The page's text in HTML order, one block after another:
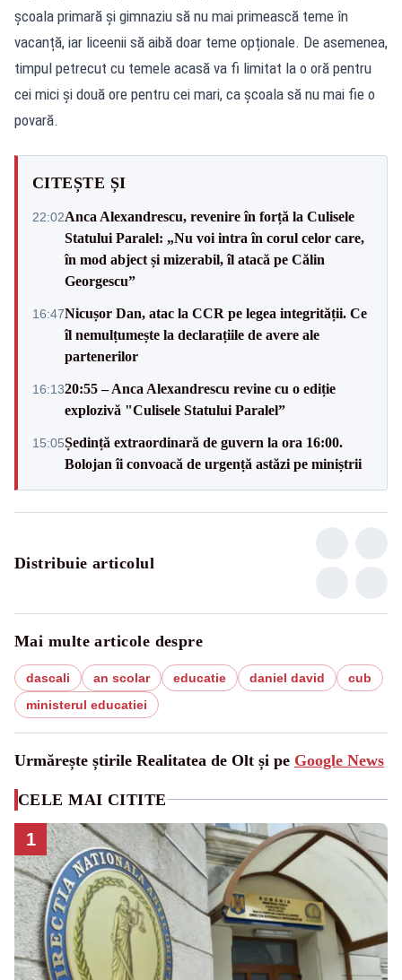
școala primară și gimnaziu să nu mai primească teme în
vacanță, iar liceenii să aibă doar teme opționale. De asemenea,
timpul petrecut cu temele acasă va fi limitat la o oră pentru
cei mici și două ore pentru cei mari, ca școala să nu mai fie o
povară.
CITEȘTE ȘI
22:02Anca Alexandrescu, revenire în forță la Culisele
Statului Paralel: „Nu voi intra în corul celor care,
în mod abject și mizerabil, îl atacă pe Călin
Georgescu”
16:47Nicușor Dan, atac la CCR pe legea integrității. Ce
îl nemulțumește la declarațiile de avere ale
partenerilor
16:1320:55 – Anca Alexandrescu revine cu o ediție
explozivă "Culisele Statului Paralel”
15:05Ședință extraordinară de guvern la ora 16:00.
Bolojan îi convoacă de urgență astăzi pe miniștrii
Distribuie articolul
Mai multe articole despre
dascali an scolar educatie daniel david
cub
ministerul educatiei
Urmărește știrile Realitatea de Olt și pe Google News
CELE MAI CITITE
1